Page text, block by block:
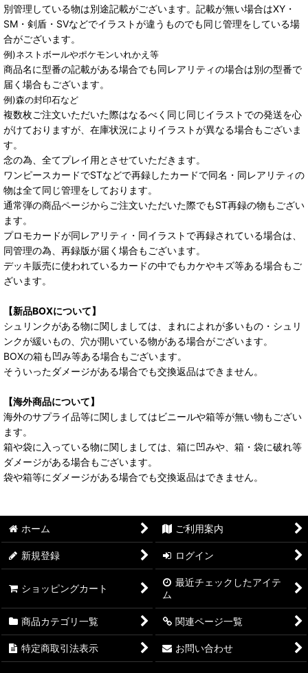
別管理している物は別途記載がございます。記載が無い場合はXY・
SM・剣盾・SVなどでイラストが違うものでも同じ管理をしている場
合がございます。
例)ネストボールやポケモンいれかえ等
商品名に型番の記載がある場合でも同レアリティの場合は別の型番で
届く場合もございます。
例)森の封印石など
複数枚ご注文いただいた際はなるべく同じ同じイラストでの発送を心
がけておりますが、在庫状況によりイラストが異なる場合もございま
す。
念の為、全てプレイ用とさせていただきます。
ワンピースカードでSTなどで再録したカードで同名・同レアリティの
物は全て同じ管理をしております。
通常弾の商品ページからご注文いただいた際でもST再録の物もござい
ます。
プロモカードが同レアリティ・同イラストで再録されている場合は、
同管理の為、再録版が届く場合もございます。
デッキ販売に使われているカードの中でもカケやキズ等ある場合もご
ざいます。
【新品BOXについて】
シュリンクがある物に関しましては、まれによれが多いもの・シュリ
ンクが緩いもの、穴が開いている物がある場合がございます。
BOXの箱も凹み等ある場合もございます。
そういったダメージがある場合でも交換返品はできません。
【海外商品について】
海外のサプライ品等に関しましてはビニールや箱等が無い物もござい
ます。
箱や袋に入っている物に関しましては、箱に凹みや、箱・袋に破れ等
ダメージがある場合もございます。
袋や箱等にダメージがある場合でも交換返品はできません。
ホーム ご利用案内
新規登録 ログイン
ショッピングカート
最近チェックしたアイテ
ム
商品カテゴリ一覧 関連ページ一覧
特定商取引法表示 お問い合わせ